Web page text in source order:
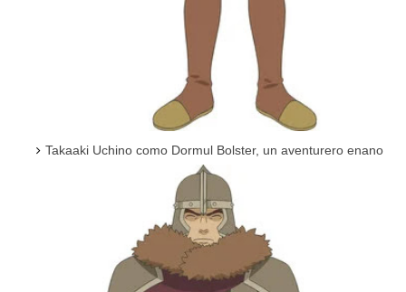
Takaaki Uchino como Dormul Bolster, un aventurero enano